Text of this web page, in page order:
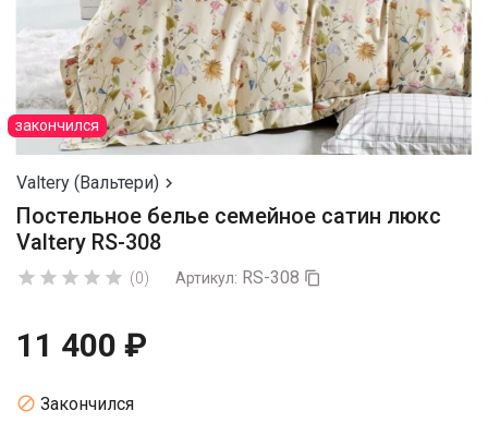
закончился
Valtery (Вальтери) 
Постельное белье семейное сатин люкс
Valtery RS-308
     (0) Артикул: RS-308 
11 400 ₽
 Закончился